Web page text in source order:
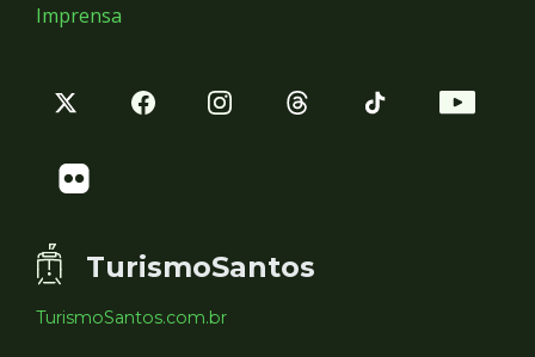
Imprensa
TurismoSantos
TurismoSantos.com.br